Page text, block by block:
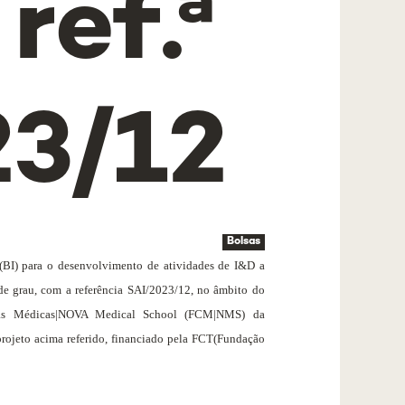
12
Bolsas
para o desenvolvimento de atividades de I&D a
grau, com a referência SAI/2023/12, no âmbito do
Medical School (FCM|NMS) da
acima referido, financiado pela FCT(Fundação